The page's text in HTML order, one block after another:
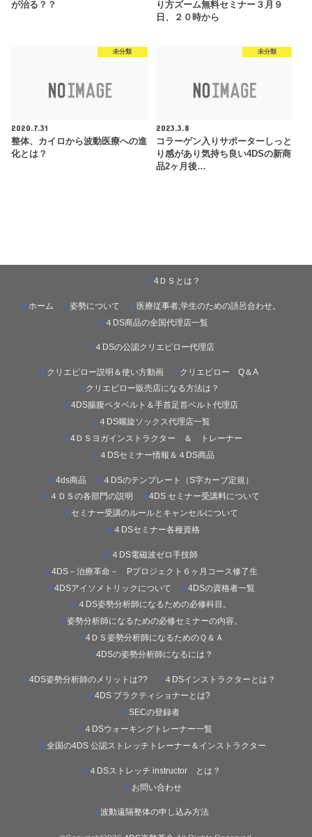
が治る？？
り方ズーム無料セミナー３月９
日、２０時から
未分類
2020.7.31
整体、カイロから波動医療への進
化とは？
未分類
2023.3.8
コラーゲン入りサポーターしっと
り感があり気持ち良い4DSの新商
品2ヶ月後…
ホーム
4ＤＳとは？
姿勢について
医療従事者,学生のための語呂合わせ。
４DS商品の全国代理店一覧
４DSの公認クリエピロー代理店
クリエピロー説明＆使い方動画
クリエピロー Q＆A
クリエピロー販売店になる方法は？
4DS腸腹ペタベルト＆手首足首ベルト代理店
４DS螺旋ソックス代理店一覧
4ＤＳヨガインストラクター ＆ トレーナー
４DSセミナー情報＆４DS商品
4ds商品
４DSのテンプレート（S字カーブ定規）
４ＤＳの各部門の説明
4DS セミナー受講料について
セミナー受講のルールとキャンセルについて
４DSセミナー各種資格
４DS電磁波ゼロ手技師
4DS－治療革命－ Pプロジェクト６ヶ月コース修了生
4DSアイソメトリックについて
4DSの資格者一覧
４DS姿勢分析師になるための必修科目。
姿勢分析師になるための必修セミナーの内容。
4ＤＳ姿勢分析師になるためのＱ＆Ａ
4DSの姿勢分析師になるには？
4DS姿勢分析師のメリットは??
４DSインストラクターとは？
4DS プラクティショナーとは?
SECの登録者
４DSウォーキングトレーナー一覧
全国の4DS 公認ストレッチトレーナー＆インストラクター
４DSストレッチ instructor とは？
お問い合わせ
波動遠隔整体の申し込み方法